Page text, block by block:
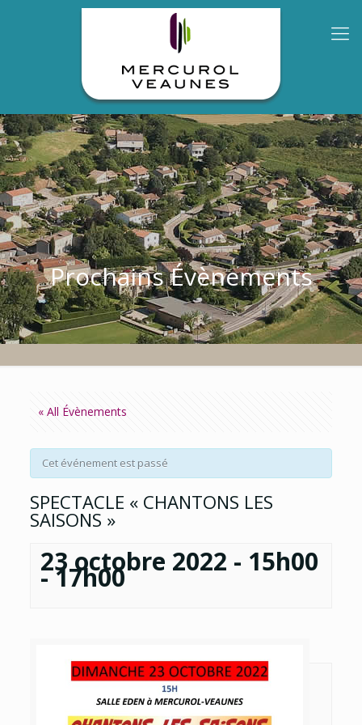
Prochains Évènements
« All Évènements
Cet événement est passé
SPECTACLE « CHANTONS LES
SAISONS »
23 octobre 2022 - 15h00
-17h00